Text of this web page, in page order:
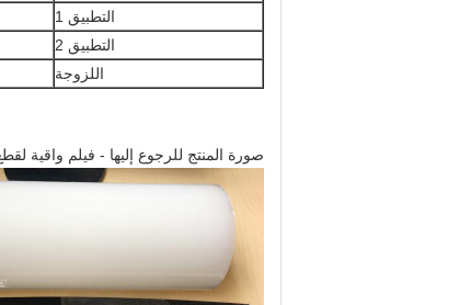
التطبيق 1
التطبيق 2
اللزوجة
صورة المنتج للرجوع إليها - فيلم واقية